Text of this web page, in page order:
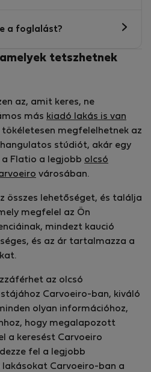
a foglalást?
tetszhetnek
az, amit keres, ne
más kiadó lakás is van
tökéletesen megfelelhetnek az
hangulatos stúdiót, akár egy
Flatio a legjobb olcsó
városában.
összes lehetőséget, és találja
megfelel az Ön
mindezt kaució
és az ár tartalmazza a
az olcsó
Carvoeiro-ban, kiváló
olyan információhoz,
hogy megalapozott
a keresést Carvoeiro
fel a legjobb
lakásokat Carvoeiro-ban a